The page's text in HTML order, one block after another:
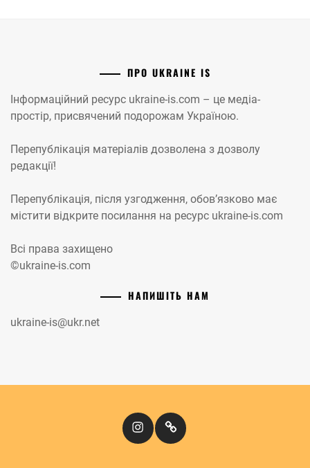
ПРО UKRAINE IS
Інформаційний ресурс ukraine-is.com – це медіа-
простір, присвячений подорожам Україною.
Перепублікація матеріалів дозволена з дозволу
редакції!
Перепублікація, після узгодження, обов’язково має
містити відкрите посилання на ресурс ukraine-is.com
Всі права захищено
©ukraine-is.com
НАПИШІТЬ НАМ
ukraine-is@ukr.net
InstagramКіномандри